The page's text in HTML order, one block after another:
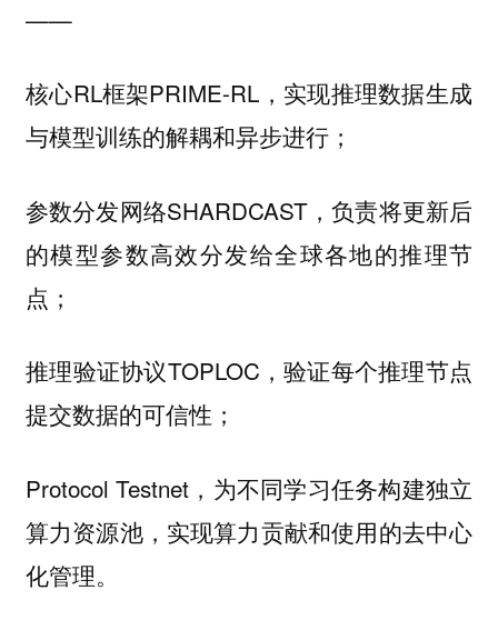
——
核心RL框架PRIME-RL，实现推理数据生成
与模型训练的解耦和异步进行；
参数分发网络SHARDCAST，负责将更新后
的模型参数高效分发给全球各地的推理节
点；
推理验证协议TOPLOC，验证每个推理节点
提交数据的可信性；
Protocol Testnet，为不同学习任务构建独立
算力资源池，实现算力贡献和使用的去中心
化管理。